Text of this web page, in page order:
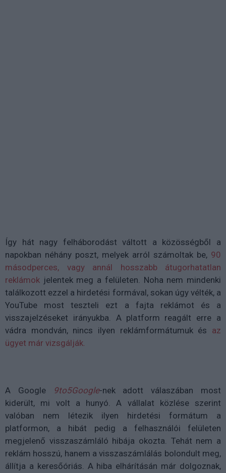
Így hát nagy felháborodást váltott a közösségből a
napokban néhány poszt, melyek arról számoltak be, 90
másodperces, vagy annál hosszabb átugorhatatlan
reklámok jelentek meg a felületen. Noha nem mindenki
találkozott ezzel a hirdetési formával, sokan úgy vélték, a
YouTube most teszteli ezt a fajta reklámot és a
visszajelzéseket irányukba. A platform reagált erre a
vádra mondván, nincs ilyen reklámformátumuk és az
ügyet már vizsgálják.
A Google 9to5Google-nek adott válaszában most
kiderült, mi volt a hunyó. A vállalat közlése szerint
valóban nem létezik ilyen hirdetési formátum a
platformon, a hibát pedig a felhasználói felületen
megjelenő visszaszámláló hibája okozta. Tehát nem a
reklám hosszú, hanem a visszaszámlálás bolondult meg,
állítja a keresőóriás. A hiba elhárításán már dolgoznak,